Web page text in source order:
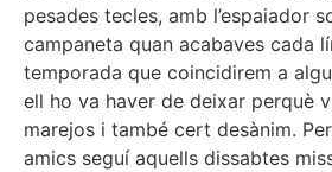
pesades tecles, amb l’espaiador
campaneta quan acabaves cada
temporada que coincidirem a
ell ho va haver de deixar perquè
marejos i també cert desànim.
amics seguí aquells dissabtes